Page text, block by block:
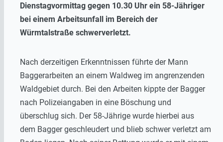
Dienstagvormittag gegen 10.30 Uhr ein 58-Jähriger
bei einem Arbeitsunfall im Bereich der
Würmtalstraße schwerverletzt.
Nach derzeitigen Erkenntnissen führte der Mann
Baggerarbeiten an einem Waldweg im angrenzenden
Waldgebiet durch. Bei den Arbeiten kippte der Bagger
nach Polizeiangaben in eine Böschung und
überschlug sich. Der 58-Jährige wurde hierbei aus
dem Bagger geschleudert und blieb schwer verletzt am